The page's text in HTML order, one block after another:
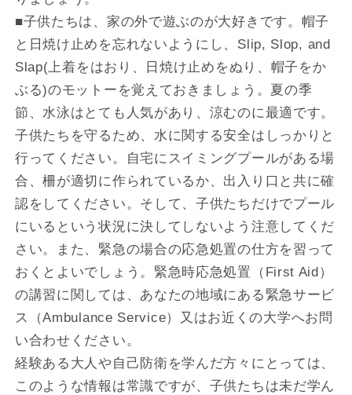
■子供たちは、家の外で遊ぶのが大好きです。帽子
と日焼け止めを忘れないようにし、Slip, Slop, and
Slap(上着をはおり、日焼け止めをぬり、帽子をか
ぶる)のモットーを覚えておきましょう。夏の季
節、水泳はとても人気があり、涼むのに最適です。
子供たちを守るため、水に関する安全はしっかりと
行ってください。自宅にスイミングプールがある場
合、柵が適切に作られているか、出入り口と共に確
認をしてください。そして、子供たちだけでプール
にいるという状況に決してしないよう注意してくだ
さい。また、緊急の場合の応急処置の仕方を習って
おくとよいでしょう。緊急時応急処置（First Aid）
の講習に関しては、あなたの地域にある緊急サービ
ス（Ambulance Service）又はお近くの大学へお問
い合わせください。
経験ある大人や自己防衛を学んだ方々にとっては、
このような情報は常識ですが、子供たちは未だ学ん